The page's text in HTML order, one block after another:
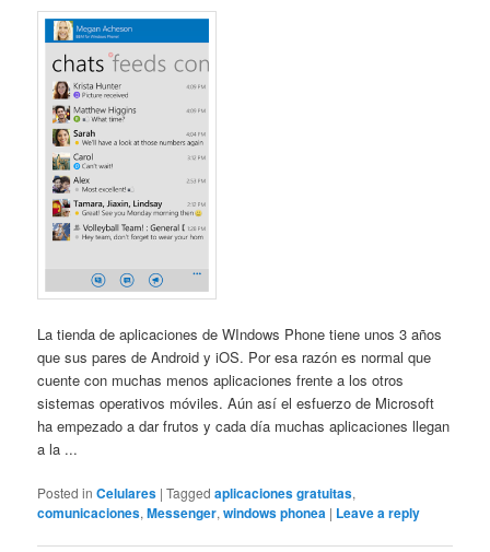
La tienda de aplicaciones de WIndows Phone tiene unos 3 años
que sus pares de Android y iOS. Por esa razón es normal que
cuente con muchas menos aplicaciones frente a los otros
sistemas operativos móviles. Aún así el esfuerzo de Microsoft
ha empezado a dar frutos y cada día muchas aplicaciones llegan
a la ...
Posted in Celulares |Tagged aplicaciones gratuitas,
comunicaciones,Messenger,windows phonea | Leave a reply